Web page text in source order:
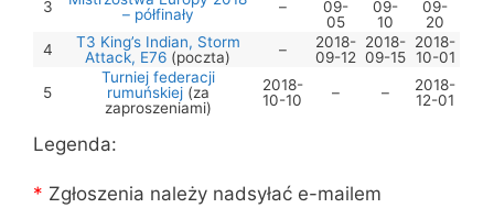
3
– półfinały
–
09-
05
09-
10
09-
20
4
T3 King’s Indian, Storm
Attack, E76 (poczta) –
2018-
09-12
2018-
09-15
2018-
10-01
5
Turniej federacji
rumuńskiej(za
zaproszeniami)
2018-
10-10
– –
2018-
12-01
Legenda:
* Zgłoszenia należy nadsyłać e-mailem